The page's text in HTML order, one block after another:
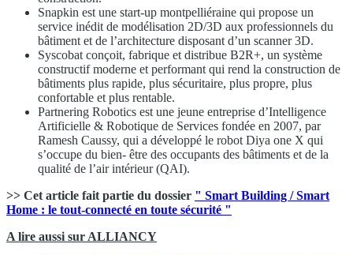
Snapkin est une start-up montpelliéraine qui propose un
service inédit de modélisation 2D/3D aux professionnels du
bâtiment et de l’architecture disposant d’un scanner 3D.
Syscobat conçoit, fabrique et distribue B2R+, un système
constructif moderne et performant qui rend la construction de
bâtiments plus rapide, plus sécuritaire, plus propre, plus
confortable et plus rentable.
Partnering Robotics est une jeune entreprise d’Intelligence
Artificielle & Robotique de Services fondée en 2007, par
Ramesh Caussy, qui a développé le robot Diya one X qui
s’occupe du bien- être des occupants des bâtiments et de la
qualité de l’air intérieur (QAI).
>> Cet article fait partie du dossier " Smart Building / Smart
Home : le tout-connecté en toute sécurité "
A lire aussi sur ALLIANCY